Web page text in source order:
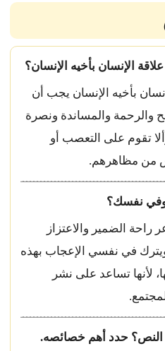
بأخيه الإنسان يجب أن
والرحمة والمساندة ونصرة
تقوم على التعصب أو
من مظاهرهم.
راحة الضمير والاعتزاز
في نفسي الإعجاب بهذه
لأنها تساعد على نشر